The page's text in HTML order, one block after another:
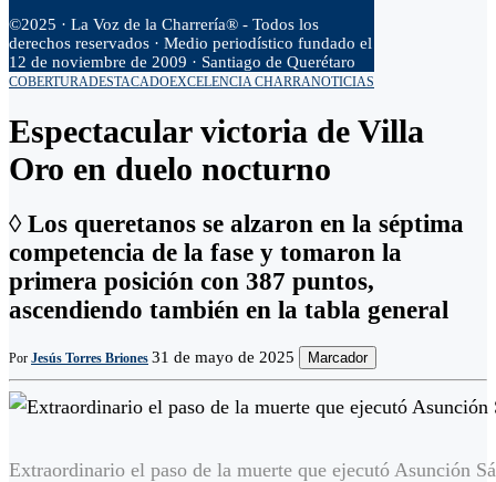
©2025 · La Voz de la Charrería® - Todos los
derechos reservados · Medio periodístico fundado el
12 de noviembre de 2009 · Santiago de Querétaro
COBERTURADESTACADOEXCELENCIA CHARRANOTICIAS
Espectacular victoria de Villa
Oro en duelo nocturno
◊ Los queretanos se alzaron en la séptima
competencia de la fase y tomaron la
primera posición con 387 puntos,
ascendiendo también en la tabla general
Por Jesús Torres Briones 31 de mayo de 2025 Marcador
Extraordinario el paso de la muerte que ejecutó Asunción